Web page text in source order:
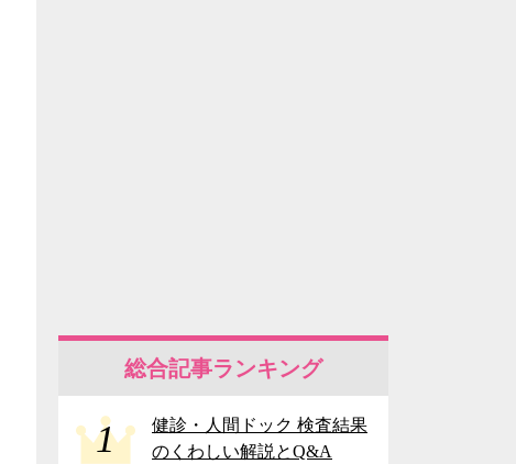
総合記事ランキング
1
健診・人間ドック 検査結果
のくわしい解説とQ&A